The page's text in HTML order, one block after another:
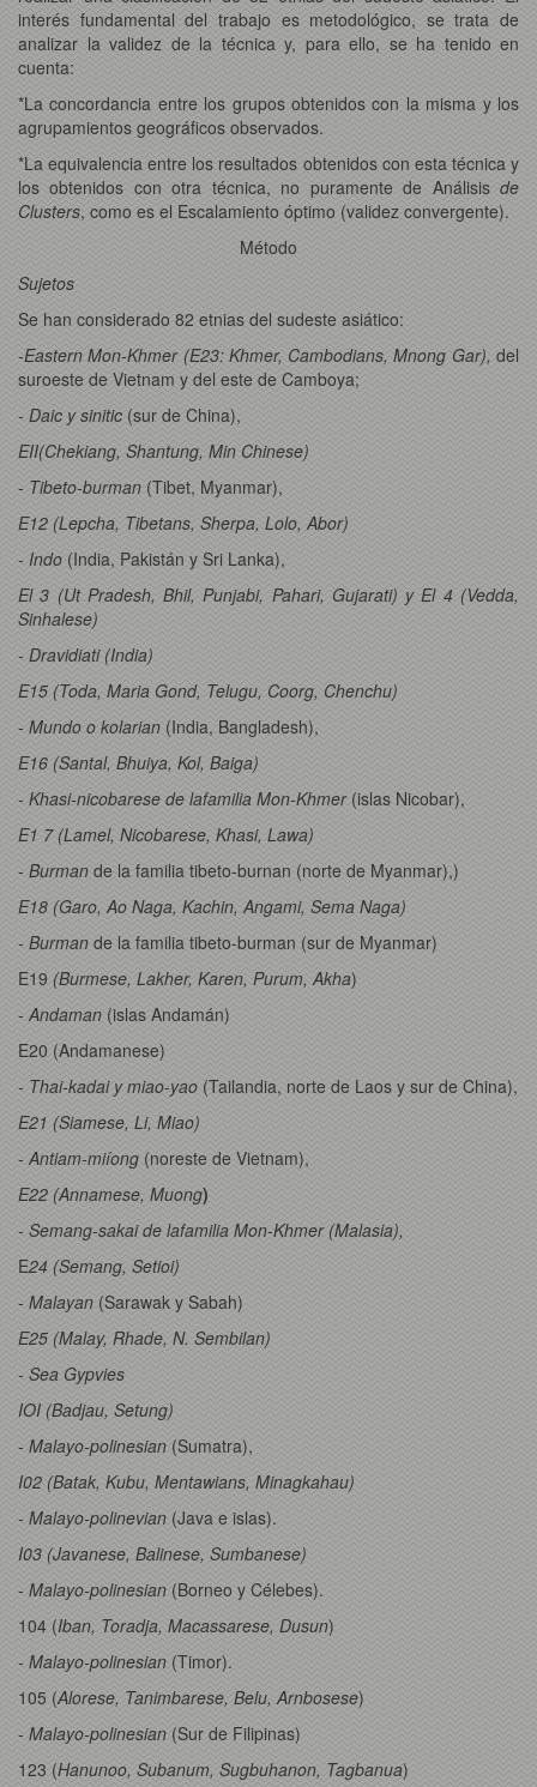
interés fundamental del trabajo es metodológico, se trata de
analizar la validez de la técnica y, para ello, se ha tenido en
cuenta:
*La concordancia entre los grupos obtenidos con la misma y los
agrupamientos geográficos observados.
*La equivalencia entre los resultados obtenidos con esta técnica y
los obtenidos con otra técnica, no puramente de Análisisde
Clusters, como es el Escalamiento óptimo (validez convergente).
Método
Sujetos
Se han considerado 82 etnias del sudeste asiático:
-Eastern Mon-Khmer (E23: Khmer, Cambodians, Mnong Gar), del
suroeste de Vietnam y del este de Camboya;
- Daic y sinitic (sur de China),
EII(Chekiang, Shantung, Min Chinese)
- Tibeto-burman (Tibet, Myanmar),
E12 (Lepcha, Tibetans, Sherpa, Lolo, Abor)
- Indo (India, Pakistán y Sri Lanka),
El 3 (Ut Pradesh, Bhil, Punjabi, Pahari, Gujarati) y El 4 (Vedda,
Sinhalese)
- Dravidiati (India)
E15 (Toda, Maria Gond, Telugu, Coorg, Chenchu)
- Mundo o kolarian (India, Bangladesh),
E16 (Santal, Bhuiya, Kol, Baiga)
- Khasi-nicobarese de lafamilia Mon-Khmer (islas Nicobar),
E1 7 (Lamel, Nicobarese, Khasi, Lawa)
- Burman de la familia tibeto-burnan (norte de Myanmar),)
E18 (Garo, Ao Naga, Kachin, Angami, Sema Naga)
- Burman de la familia tibeto-burman (sur de Myanmar)
E19 (Burmese, Lakher, Karen, Purum, Akha)
- Andaman (islas Andamán)
E20 (Andamanese)
- Thai-kadai y miao-yao (Tailandia, norte de Laos y sur de China),
E21 (Siamese, Li, Miao)
- Antiam-miíong (noreste de Vietnam),
E22 (Annamese, Muong)
- Semang-sakai de lafamilia Mon-Khmer (Malasia),
E24 (Semang, Setioi)
- Malayan (Sarawak y Sabah)
E25 (Malay, Rhade, N. Sembilan)
- Sea Gypvies
IOI (Badjau, Setung)
- Malayo-polinesian (Sumatra),
I02 (Batak, Kubu, Mentawians, Minagkahau)
- Malayo-polinevian (Java e islas).
I03 (Javanese, Balinese, Sumbanese)
- Malayo-polinesian (Borneo y Célebes).
104 (Iban, Toradja, Macassarese, Dusun)
- Malayo-polinesian (Timor).
105 (Alorese, Tanimbarese, Belu, Arnbosese)
- Malayo-polinesian (Sur de Filipinas)
123 (Hanunoo, Subanum, Sugbuhanon, Tagbanua)